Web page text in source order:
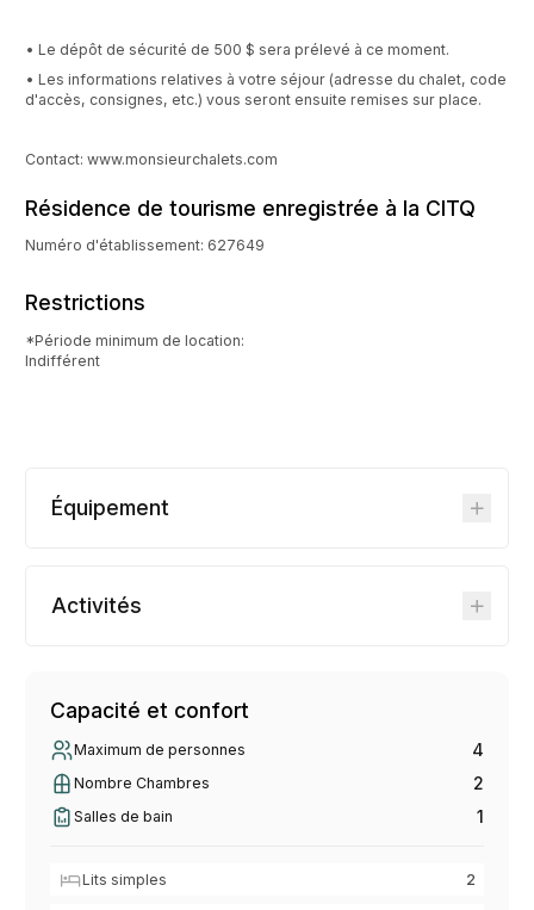
• Le dépôt de sécurité de 500 $ sera prélevé à ce moment.
• Les informations relatives à votre séjour (adresse du chalet, code
d'accès, consignes, etc.) vous seront ensuite remises sur place.
Contact: www.monsieurchalets.com
Résidence de tourisme enregistrée à la CITQ
Numéro d'établissement: 627649
Restrictions
*Période minimum de location:
Indifférent
Équipement
Activités
Capacité et confort
Maximum de personnes 4
Nombre Chambres 2
Salles de bain 1
Lits simples 2